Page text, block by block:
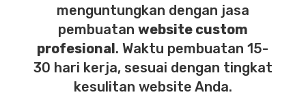
menguntungkan dengan jasa
pembuatan website custom
profesional. Waktu pembuatan 15-
30 hari kerja, sesuai dengan tingkat
kesulitan website Anda.